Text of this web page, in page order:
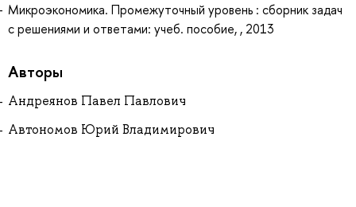
Микроэкономика. Промежуточный уровень : сборник задач
с решениями и ответами: учеб. пособие, , 2013
Авторы
Андреянов Павел Павлович
Автономов Юрий Владимирович